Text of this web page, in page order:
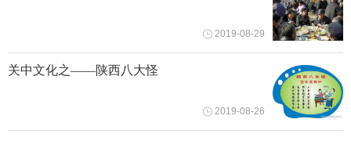
2019-08-29
关中文化之——陕西八大怪
2019-08-26